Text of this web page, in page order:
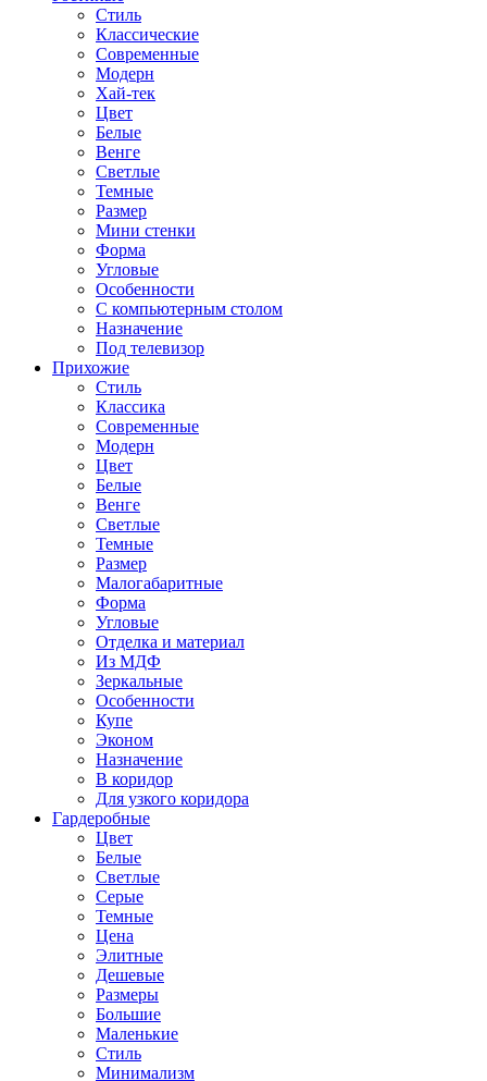
Стиль
Классические
Современные
Модерн
Хай-тек
Цвет
Белые
Венге
Светлые
Темные
Размер
Мини стенки
Форма
Угловые
Особенности
С компьютерным столом
Назначение
Под телевизор
Прихожие
Стиль
Классика
Современные
Модерн
Цвет
Белые
Венге
Светлые
Темные
Размер
Малогабаритные
Форма
Угловые
Отделка и материал
Из МДФ
Зеркальные
Особенности
Купе
Эконом
Назначение
В коридор
Для узкого коридора
Гардеробные
Цвет
Белые
Светлые
Серые
Темные
Цена
Элитные
Дешевые
Размеры
Большие
Маленькие
Стиль
Минимализм